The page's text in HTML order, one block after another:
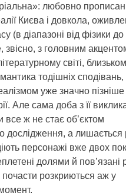
любовно
Києва і довкола,
(в діапазоні від фізики
звісно, з головним
світі,
тодішніх сподівань,
уже значно пізніше
Але сама доба з її
ж не стає об’єктом
дослідження, а
персонажі вже двох
долями й пов’язані
розкриються аж у